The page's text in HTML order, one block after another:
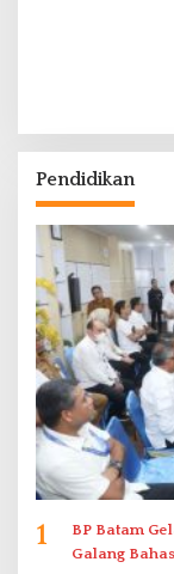
Pendidikan
1
BP Batam
Galang